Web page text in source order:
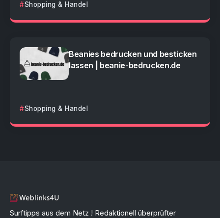
Shopping & Handel
Beanies bedrucken und besticken
lassen | beanie-bedrucken.de
Shopping & Handel
Surftipps aus dem Netz ! Redaktionell überprüfter